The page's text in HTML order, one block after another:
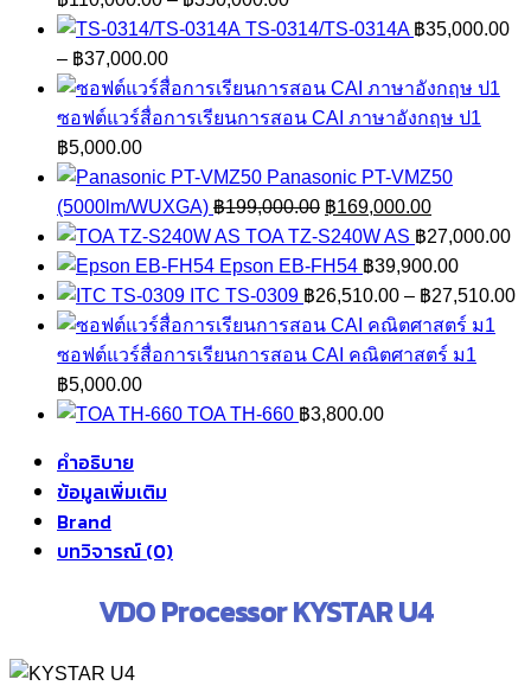
range:
through
฿350,000.00
TS-0314/TS-0314A ฿35,000.00
– ฿37,000.00Price
range:
฿35,000.00
฿37,000.00
ซอฟต์แวร์สื่อการเรียนการสอน CAI ภาษาอังกฤษ ป1
฿5,000.00
Panasonic PT-VMZ50
(5000lm/WUXGA) ฿199,000.00 Original
price
was:
฿199,000.00.
฿169,000.00Current
price
is:
฿
TOA TZ-S240W AS ฿27,000.00
Epson EB-FH54 ฿39,900.00
ITC TS-0309 ฿26,510.00 – ฿27,510.00
ซอฟต์แวร์สื่อการเรียนการสอน CAI คณิตศาสตร์ ม1
฿5,000.00
TOA TH-660 ฿3,800.00
คำอธิบาย
ข้อมูลเพิ่มเติม
Brand
บทวิจารณ์ (0)
VDO Processor KYSTAR U4